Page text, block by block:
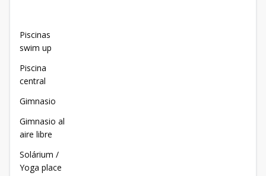
Piscinas
swim up
Piscina
central
Gimnasio
Gimnasio al
aire libre
Solárium /
Yoga place